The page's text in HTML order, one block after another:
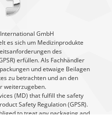
GmbH
es sich um Medizinprodukte
des
erfüllen. Als Fachhändler
und etwaige Beilagen
zu betrachten und an den
weiterzugeben.
(MD) that fulfill the safety
Safety Regulation (GPSR).
to treat any packaging and